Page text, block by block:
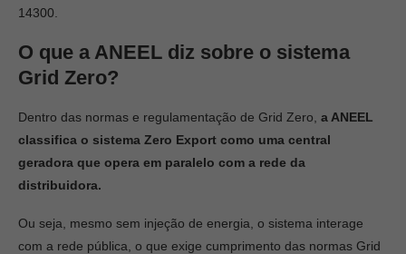
14300.
O que a ANEEL diz sobre o sistema
Grid Zero?
Dentro das normas e regulamentação de Grid Zero, a ANEEL
classifica o sistema Zero Export como uma central
geradora que opera em paralelo com a rede da
distribuidora.
Ou seja, mesmo sem injeção de energia, o sistema interage
com a rede pública, o que exige cumprimento das normas Grid